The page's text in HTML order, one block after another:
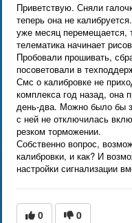
Приветствую. Сняли
теперь она не
уже месяц перемещается,
телематика начинает
Пробовали прошивать,
посоветовали в
Смс о калибровке не
комплекса год назад, она
день-два. Можно было бы
с ней не отключилась
резком торможении.
Собственно вопрос,
калибровки, и как? И
настройки сигнализации
0 0